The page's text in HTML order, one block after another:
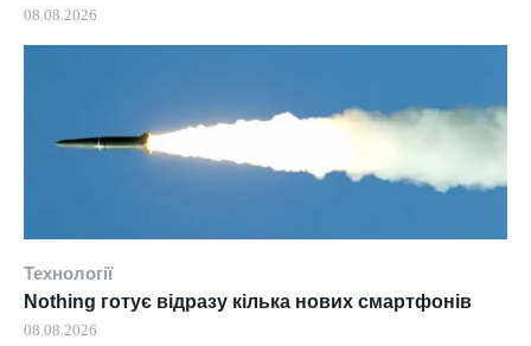
08.08.2026
Технології
Nothing готує відразу кілька нових смартфонів
08.08.2026